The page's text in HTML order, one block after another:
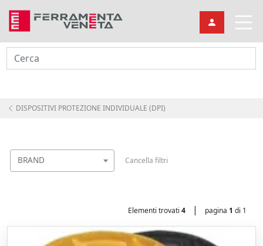
Cerca
DISPOSITIVI PROTEZIONE INDIVIDUALE (DPI)
BRAND Cancella filtri
Elementi trovati 4 | pagina 1 di 1